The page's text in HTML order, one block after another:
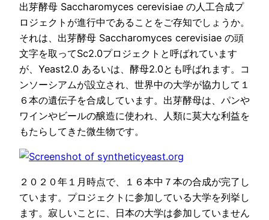
出芽酵母 Saccharomyces cerevisiae の人工合成プ
ロジェクトが進行中であることをご存知でしょうか。
それは、出芽酵母 Saccharomyces cerevisiae の頭
文字を取ってSc2.0プロジェクトと呼ばれています
が、Yeast2.0 あるいは、酵母2.0とも呼ばれます。コ
ンソーシアムが設立され、世界中の大学が協力して１
６本の遺伝子を合成しています。出芽酵母は、パンや
ワインやビールの醸造に使われ、人類に莫大な利益を
もたらしてきた微生物です。
２０２０年１月時点で、１６本中７本の合成が完了し
ています。プロジェクトに参加している大学を列挙し
ます。寂しいことに、日本の大学は参加していません